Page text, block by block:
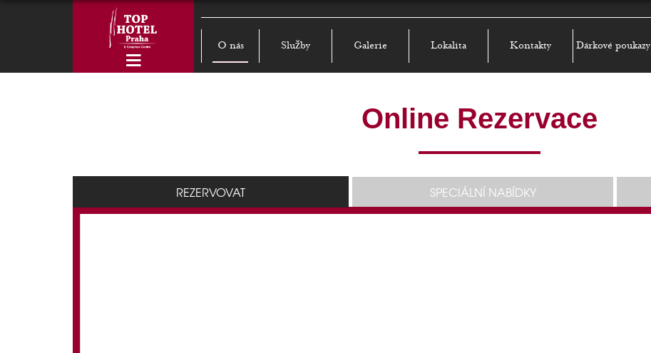
O nás Služby Galerie Lokalita Kontakty Dárkové poukazy
Online Rezervace
REZERVOVAT SPECIÁLNÍ NABÍDKY